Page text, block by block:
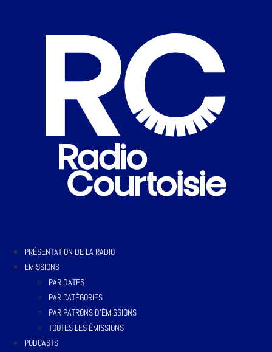
PRÉSENTATION DE LA RADIO
EMISSIONS
PAR DATES
PAR CATÉGORIES
PAR PATRONS D’ÉMISSIONS
TOUTES LES ÉMISSIONS
PODCASTS